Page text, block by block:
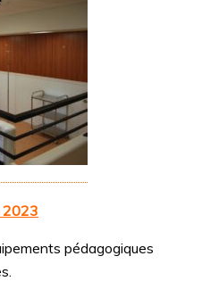
2023
pédagogiques